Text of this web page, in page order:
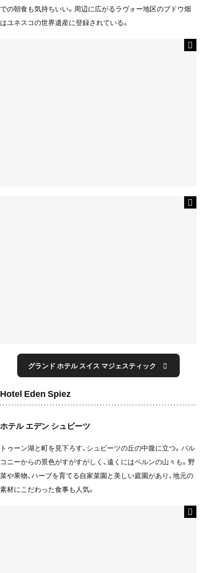
での朝食も気持ちいい。周辺に広がるラヴォー地区のブドウ畑
はユネスコの世界遺産に登録されている。
グランド ホテル スイス マジェスティック
Hotel Eden Spiez
ホテル エデン シュピーツ
トゥーン湖と町を見下ろす、シュピーツの丘の中腹に立つ。バル
コニーからの景色がすがすがしく、遠くにはベルンの山々も。野
菜や果物、ハーブを育てる自家菜園と美しい庭園があり、地元の
素材にこだわった食事も人気。